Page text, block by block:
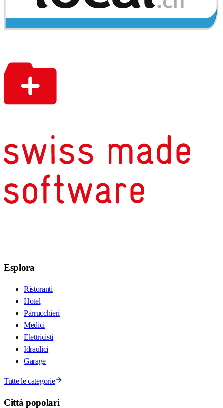
Esplora
Ristoranti
Hotel
Parrucchieri
Medici
Elettricisti
Idraulici
Garage
Tutte le categorie
Città popolari